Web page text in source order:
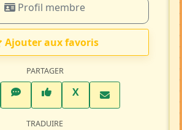
Profil membre
Ajouter aux favoris
PARTAGER
WhatsAppFacebook
XTwitter X
TRADUIRE